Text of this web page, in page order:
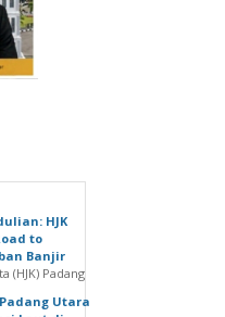
HJK
to
Banjir
(HJK) Padang
Utara